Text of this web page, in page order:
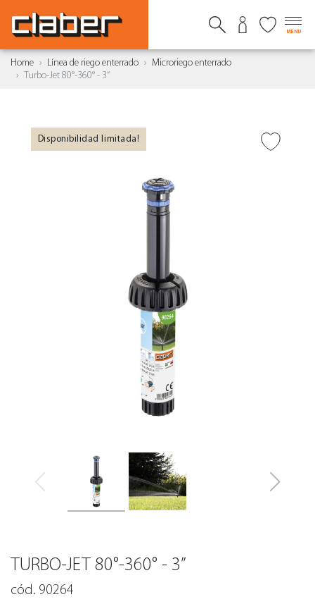
MENU
Home Línea de riego enterrado
Microriego enterrado
Turbo-Jet 80°-360° - 3”
Disponibilidad limitada!
TURBO-JET 80°-360° - 3”
cód. 90264